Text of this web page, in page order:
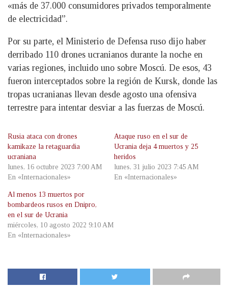
«más de 37.000 consumidores privados temporalmente
de electricidad”.
Por su parte, el Ministerio de Defensa ruso dijo haber
derribado 110 drones ucranianos durante la noche en
varias regiones, incluido uno sobre Moscú. De esos, 43
fueron interceptados sobre la región de Kursk, donde las
tropas ucranianas llevan desde agosto una ofensiva
terrestre para intentar desviar a las fuerzas de Moscú.
Rusia ataca con drones
kamikaze la retaguardia
ucraniana
lunes, 16 octubre 2023 7:00 AM
En «Internacionales»
Ataque ruso en el sur de
Ucrania deja 4 muertos y 25
heridos
lunes, 31 julio 2023 7:45 AM
En «Internacionales»
Al menos 13 muertos por
bombardeos rusos en Dnipro,
en el sur de Ucrania
miércoles, 10 agosto 2022 9:10 AM
En «Internacionales»